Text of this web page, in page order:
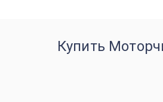
Купить